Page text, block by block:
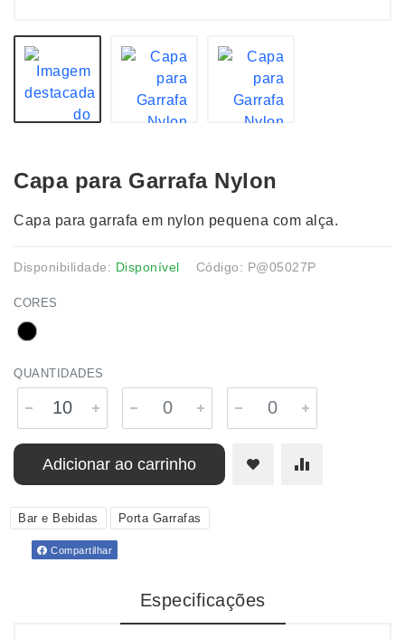
Capa para Garrafa Nylon
Capa para garrafa em nylon pequena com alça.
Disponibilidade: Disponível Código: P@05027P
CORES
QUANTIDADES
Adicionar ao carrinho
Bar e Bebidas Porta Garrafas
Compartilhar
Especificações